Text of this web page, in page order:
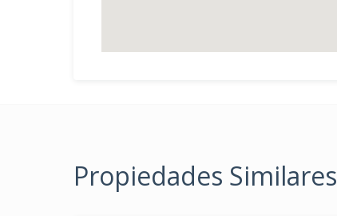
Propiedades Similares